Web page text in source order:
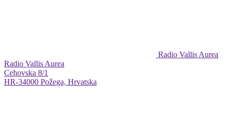
Radio Vallis Aurea
Radio Vallis Aurea
Cehovska 8/1
HR-34000 Požega, Hrvatska